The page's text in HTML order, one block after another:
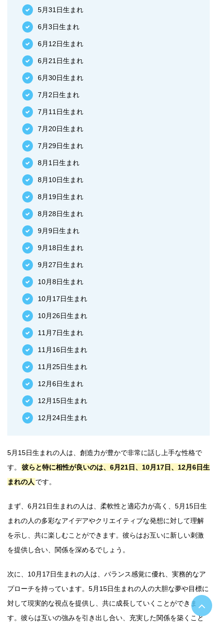
5月31日生まれ
6月3日生まれ
6月12日生まれ
6月21日生まれ
6月30日生まれ
7月2日生まれ
7月11日生まれ
7月20日生まれ
7月29日生まれ
8月1日生まれ
8月10日生まれ
8月19日生まれ
8月28日生まれ
9月9日生まれ
9月18日生まれ
9月27日生まれ
10月8日生まれ
10月17日生まれ
10月26日生まれ
11月7日生まれ
11月16日生まれ
11月25日生まれ
12月6日生まれ
12月15日生まれ
12月24日生まれ
5月15日生まれの人は、創造力が豊かで非常に話し上手な性格で
す。
彼らと特に相性が良いのは、6月21日、10月17日、12月6日生
まれの人 です。
まず、6月21日生まれの人は、柔軟性と適応力が高く、5月15日生
まれの人の多彩なアイデアやクリエイティブな発想に対して理解
を示し、共に楽しむことができます。彼らはお互いに新しい刺激
を提供し合い、関係を深めるでしょう。
次に、10月17日生まれの人は、バランス感覚に優れ、実務的なア
プローチを持っています。5月15日生まれの人の大胆な夢や目標に
対して現実的な視点を提供し、共に成長していくことができま
す。彼らは互いの強みを引き出し合い、充実した関係を築くこと